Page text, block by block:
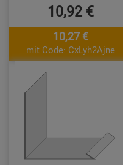
10,92 €
10,27 €
mit Code: CxLyh2Ajne